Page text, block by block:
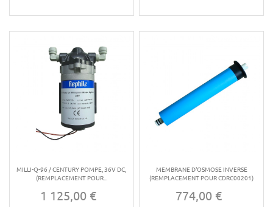
MILLI-Q-96 / CENTURY POMPE, 36V DC,
(REMPLACEMENT POUR...
Prix
1 125,00 €
MEMBRANE D'OSMOSE INVERSE
(REMPLACEMENT POUR CDRC00201)
Prix
774,00 €